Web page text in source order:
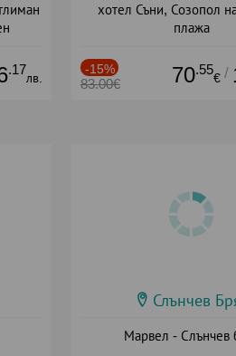
.17
лв.
хотел Съни, Созопол
плажа
-15%
83.00€ 70.55
€ /
Слънчев
Марвел - Слънчев